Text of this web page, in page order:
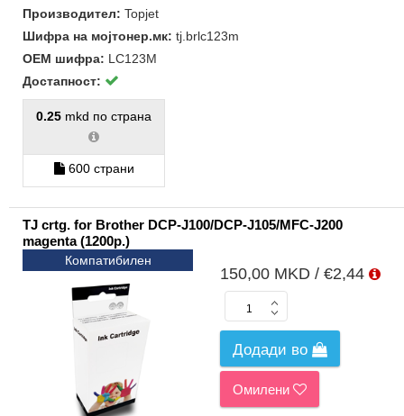
Производител: Topjet
Шифра на мојтонер.мк: tj.brlc123m
ОЕМ шифра: LC123M
Достапност:
0.25 mkd по страна
600 страни
TJ crtg. for Brother DCP-J100/DCP-J105/MFC-J200
magenta (1200p.)
Компатибилен
150,00 MKD / €2,44
Додади во
Омилени